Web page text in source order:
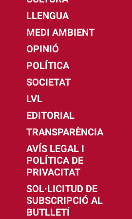
LLENGUA
MEDI AMBIENT
OPINIÓ
POLÍTICA
SOCIETAT
LVL
EDITORIAL
TRANSPARÈNCIA
AVÍS LEGAL I
POLÍTICA DE
PRIVACITAT
SOL·LICITUD DE
SUBSCRIPCIÓ AL
BUTLLETÍ